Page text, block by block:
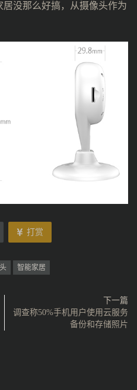
没那么好搞，从摄像头作为
打赏
智能家居
下一篇
调查称50%手机用户使用云服务
备份和存储照片